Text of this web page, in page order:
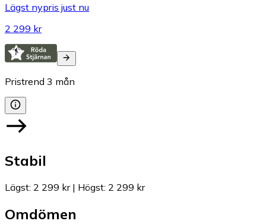
Lägst nypris just nu
2 299 kr
Pristrend 3 mån
Stabil
Lägst: 2 299 kr| Högst: 2 299 kr
Omdömen